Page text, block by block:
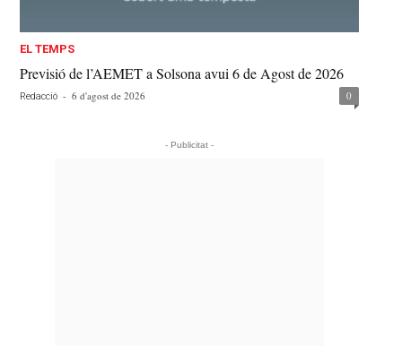
EL TEMPS
Previsió de l’AEMET a Solsona avui 6 de Agost de 2026
Redacció - 6 d'agost de 2026 0
- Publicitat -